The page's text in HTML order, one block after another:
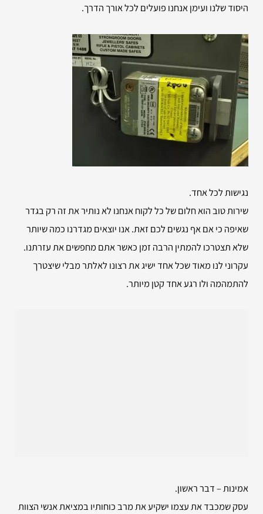
היסוד שלנו ועימן אנחנו פועלים לכל אורך הדרך.
נגישות לכל אחד.
שירות טוב הוא חלום של כל לקוח אנחנו לא נותיר את זה רק בגדר
שאיפה כי אם אף נגשים לכם זאת. אנו יוצאים מגדרנו כמה שיותר
שלא תצטרכו להמתין הרבה זמן כאשר אתם מחפשים את עזרתנו.
עקרוני לנו מאוד שכל אחד ישיג את רצונו לאלתר מבלי שיצטרך
להתמהמה ולו רגע אחד קטן מיותר.
אמינות – דבר ראשון.
עסק שמכבד את עצמו ישקיע את מרב כוחותיו במציאת אנשי הצוות